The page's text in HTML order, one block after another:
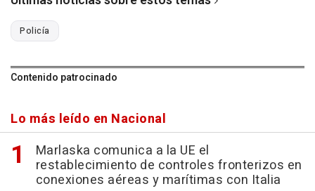
Policía
Contenido patrocinado
Lo más leído en Nacional
Marlaska comunica a la UE el
restablecimiento de controles fronterizos en
conexiones aéreas y marítimas con Italia